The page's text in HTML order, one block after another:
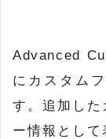
Advanced
にカスタム
す。追加した
ー情報として